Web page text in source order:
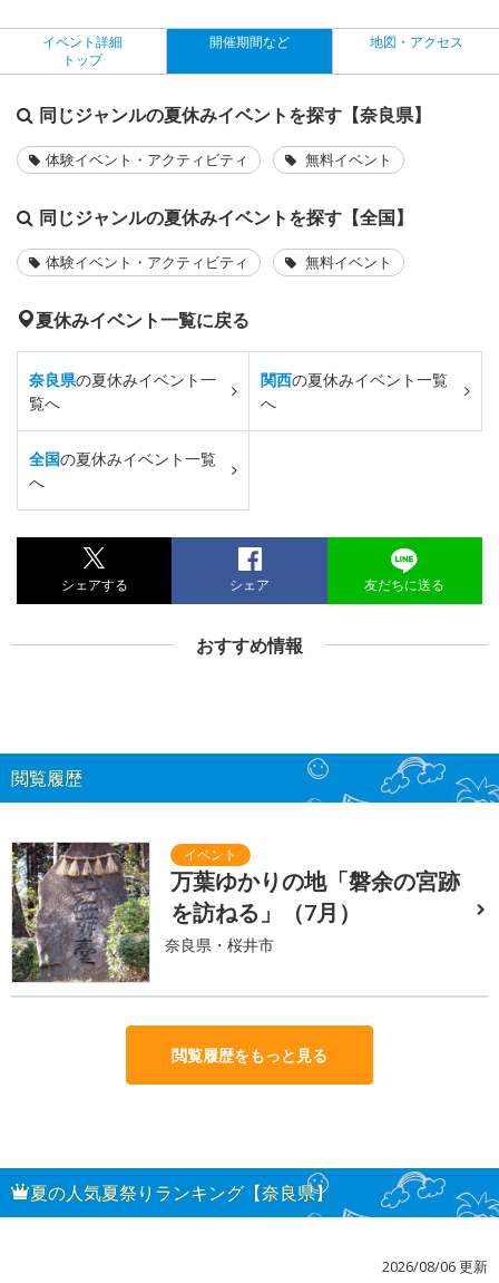
イベント詳細
トップ
開催期間など 地図・アクセス
同じジャンルの夏休みイベントを探す【奈良県】
体験イベント・アクティビティ 無料イベント
同じジャンルの夏休みイベントを探す【全国】
体験イベント・アクティビティ 無料イベント
夏休みイベント一覧に戻る
奈良県の夏休みイベント一
覧へ
関西の夏休みイベント一覧
へ
全国の夏休みイベント一覧
へ
シェアする シェア 友だちに送る
おすすめ情報
閲覧履歴
万葉ゆかりの地「磐余の宮跡
を訪ねる」（7月）
奈良県・桜井市
閲覧履歴をもっと見る
夏の人気夏祭りランキング【奈良県】
2026/08/06 更新